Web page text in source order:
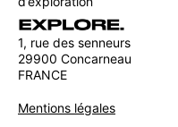
1, rue des senneurs
29900 Concarneau
FRANCE
Mentions légales